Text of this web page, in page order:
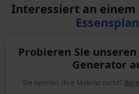
Interessiert an
Probieren Sie unseren
Generator
Sie kennen Ihre Makros nicht?